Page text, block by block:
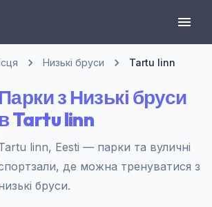
Низькі бруси Tartu linn
Парки з Низькі бруси
в Tartu linn
linn, Eesti — парки та вуличні
де можна тренуватися з
бруси.